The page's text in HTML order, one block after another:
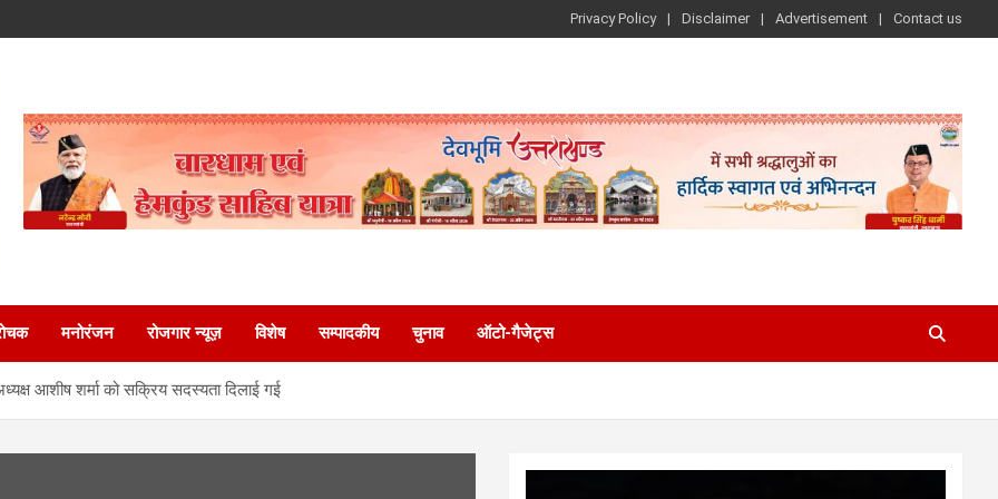
Privacy Policy Disclaimer Advertisement Contact us
मनोरंजन रोजगार न्यूज़ विशेष सम्पादकीय चुनाव ऑटो-गैजेट्स
आशीष शर्मा को सक्रिय सदस्यता दिलाई गई